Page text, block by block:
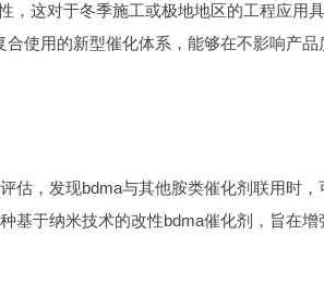
，这对于冬季施工或极地地区的工程应用
使用的新型催化体系，能够在不影响产品
估，发现bdma与其他胺类催化剂联用时，
基于纳米技术的改性bdma催化剂，旨在增